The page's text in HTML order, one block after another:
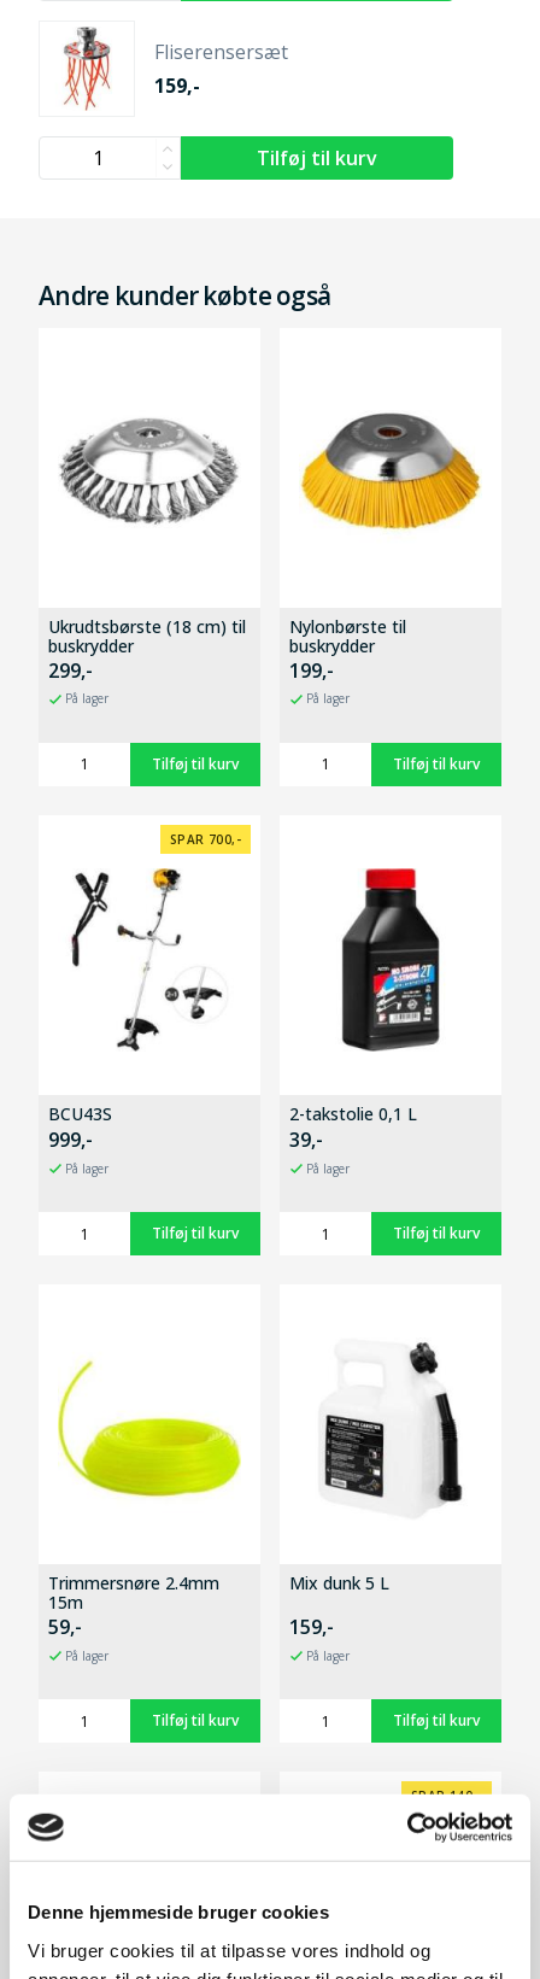
Denne hjemmeside bruger cookies
Vi bruger cookies til at tilpasse vores indhold og
Fliserensersæt
159,-
Andre kunder købte også
Ukrudtsbørste (18 cm) til
buskrydder
299,-
På lager
Nylonbørste til
buskrydder
199,-
På lager
SPAR 700,-
BCU43S
999,-
På lager
2-takstolie 0,1 L
39,-
På lager
Trimmersnøre 2.4mm
15m
59,-
På lager
Mix dunk 5 L
159,-
På lager
SPAR 140,-